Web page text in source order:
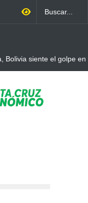
Bolivia siente el golpe en